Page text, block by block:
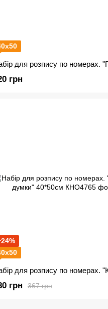
грн
367 грн
грн